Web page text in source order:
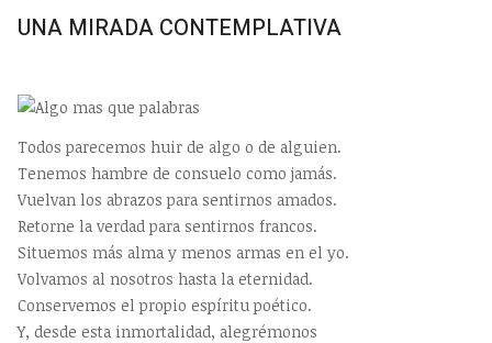
UNA MIRADA CONTEMPLATIVA
Todos parecemos huir de algo o de alguien.
Tenemos hambre de consuelo como jamás.
Vuelvan los abrazos para sentirnos amados.
Retorne la verdad para sentirnos francos.
Situemos más alma y menos armas en el yo.
Volvamos al nosotros hasta la eternidad.
Conservemos el propio espíritu poético.
Y, desde esta inmortalidad, alegrémonos